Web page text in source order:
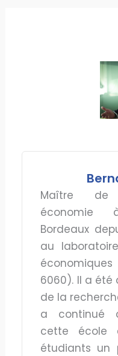
Maître de
économie
Bordeaux
au
6060). Il a
de la
a continué
cette école
étudiants un